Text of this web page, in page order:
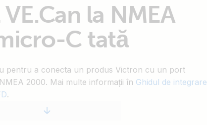
la NMEA
C tată
pentru a conecta un produs Victron cu un port
2000. Mai multe informații în Ghidul de integrare
.